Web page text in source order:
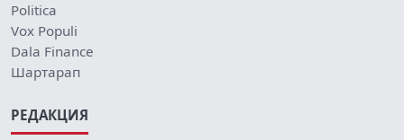
Politica
Vox Populi
Dala Finance
Шартарап
РЕДАКЦИЯ